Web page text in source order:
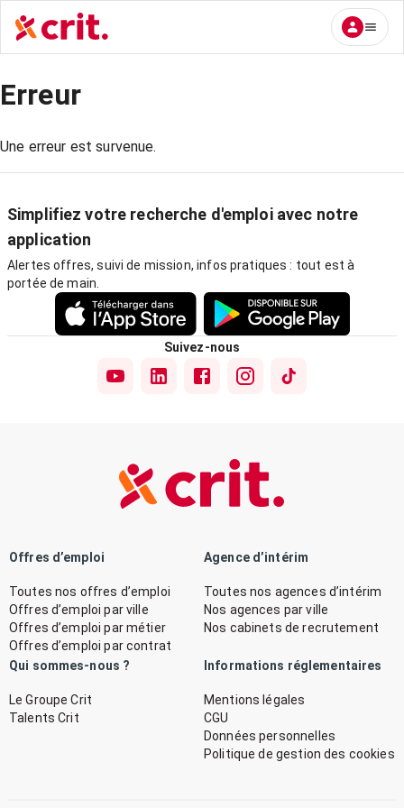
Erreur
Une erreur est survenue.
Simplifiez votre recherche d'emploi avec notre
application
Alertes offres, suivi de mission, infos pratiques : tout est à
portée de main.
Suivez-nous
Offres d’emploi
Toutes nos offres d’emploi
Offres d’emploi par ville
Offres d’emploi par métier
Offres d’emploi par contrat
Agence d’intérim
Toutes nos agences d’intérim
Nos agences par ville
Nos cabinets de recrutement
Qui sommes-nous ?
Le Groupe Crit
Talents Crit
Informations réglementaires
Mentions légales
CGU
Données personnelles
Politique de gestion des cookies